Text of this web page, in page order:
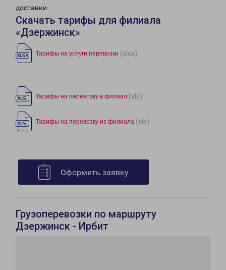
доставки.
Скачать тарифы для филиала
«Дзержинск»
Тарифы на услуги перевозки (xlsx)
Тарифы на перевозку в филиал (xls)
Тарифы на перевозку из филиала (xls)
Оформить заявку
Грузоперевозки по маршруту
Дзержинск - Ирбит